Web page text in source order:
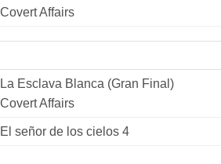
Covert Affairs
La Esclava Blanca (Gran Final)
Covert Affairs
El señor de los cielos 4